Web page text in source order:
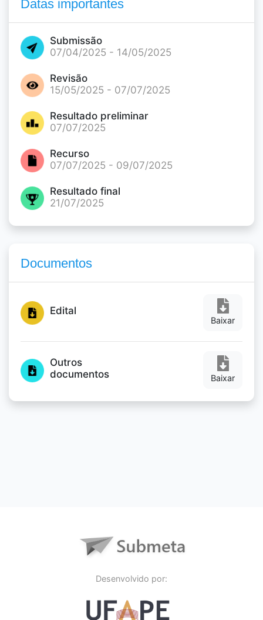
Datas importantes
Submissão
07/04/2025 - 14/05/2025
Revisão
15/05/2025 - 07/07/2025
Resultado preliminar
07/07/2025
Recurso
07/07/2025 - 09/07/2025
Resultado final
21/07/2025
Documentos
Edital
Baixar
Outros
documentos
Baixar
Desenvolvido por: